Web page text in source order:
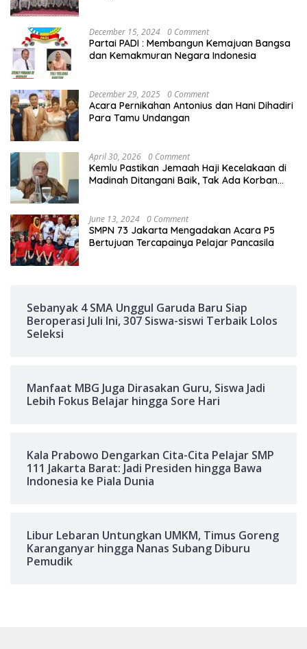
December 15, 2024 0 Comment
Partai PADI : Membangun Kemajuan Bangsa
dan Kemakmuran Negara Indonesia
December 29, 2025 0 Comment
Acara Pernikahan Antonius dan Hani Dihadiri
Para Tamu Undangan
April 30, 2026 0 Comment
Kemlu Pastikan Jemaah Haji Kecelakaan di
Madinah Ditangani Baik, Tak Ada Korban
June 13, 2024 0 Comment
SMPN 73 Jakarta Mengadakan Acara P5
Bertujuan Tercapainya Pelajar Pancasila
Sebanyak 4 SMA Unggul Garuda Baru Siap
Beroperasi Juli Ini, 307 Siswa-siswi Terbaik Lolos
Seleksi
Manfaat MBG Juga Dirasakan Guru, Siswa Jadi
Lebih Fokus Belajar hingga Sore Hari
Kala Prabowo Dengarkan Cita-Cita Pelajar SMP
111 Jakarta Barat: Jadi Presiden hingga Bawa
Indonesia ke Piala Dunia
Libur Lebaran Untungkan UMKM, Timus Goreng
Karanganyar hingga Nanas Subang Diburu
Pemudik